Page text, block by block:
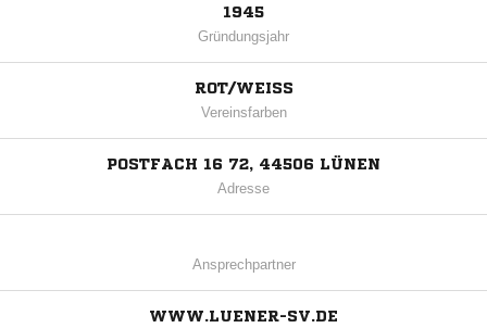
1945
Gründungsjahr
ROT/WEISS
Vereinsfarben
POSTFACH 16 72, 44506 LÜNEN
Adresse
Ansprechpartner
WWW.LUENER-SV.DE